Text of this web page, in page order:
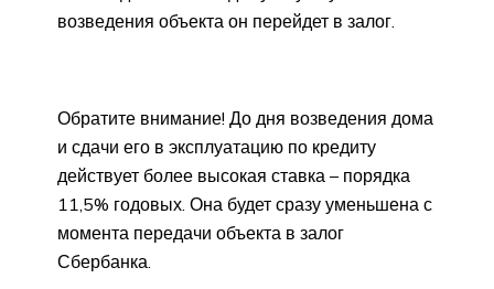
возведения объекта он перейдет в залог.
Обратите внимание! До дня возведения дома
и сдачи его в эксплуатацию по кредиту
действует более высокая ставка – порядка
11,5% годовых. Она будет сразу уменьшена с
момента передачи объекта в залог
Сбербанка.